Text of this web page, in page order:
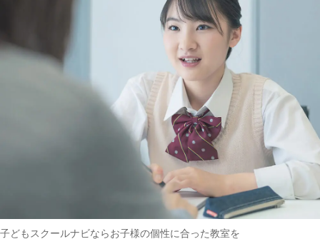
子どもスクールナビならお子様の個性に合った教室を